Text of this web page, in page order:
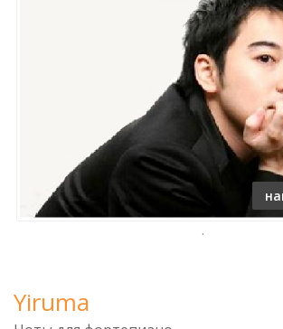
.
Yiruma